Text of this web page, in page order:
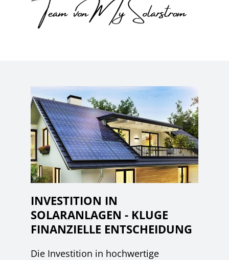
INVESTITION IN
SOLARANLAGEN - KLUGE
FINANZIELLE ENTSCHEIDUNG
Die Investition in hochwertige